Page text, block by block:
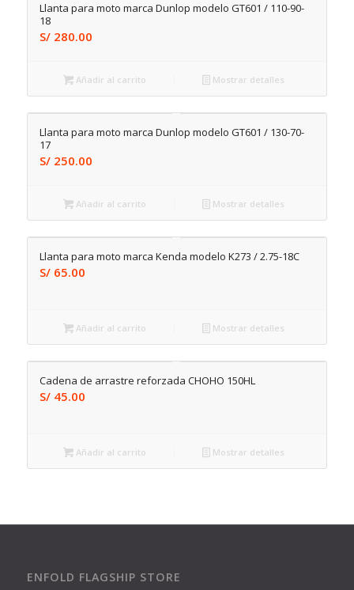
Llanta para moto marca Dunlop modelo GT601 / 110-90-
18
S/280.00
Añadir al carrito Mostrar detalles
Llanta para moto marca Dunlop modelo GT601 / 130-70-
17
S/250.00
Añadir al carrito Mostrar detalles
Llanta para moto marca Kenda modelo K273 / 2.75-18C
S/65.00
Añadir al carrito Mostrar detalles
Cadena de arrastre reforzada CHOHO 150HL
S/45.00
Añadir al carrito Mostrar detalles
ENFOLD FLAGSHIP STORE